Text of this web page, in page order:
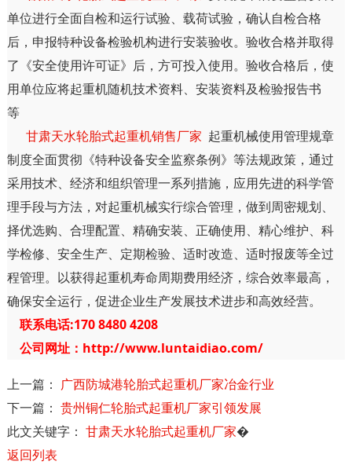
单位进行全面自检和运行试验、载荷试验，确认自检合格
后，申报特种设备检验机构进行安装验收。验收合格并取得
了《安全使用许可证》后，方可投入使用。验收合格后，使
用单位应将起重机随机技术资料、安装资料及检验报告书
等
甘肃天水轮胎式起重机销售厂家 起重机械使用管理规章
制度全面贯彻《特种设备安全监察条例》等法规政策，通过
采用技术、经济和组织管理一系列措施，应用先进的科学管
理手段与方法，对起重机械实行综合管理，做到周密规划、
择优选购、合理配置、精确安装、正确使用、精心维护、科
学检修、安全生产、定期检验、适时改造、适时报废等全过
程管理。以获得起重机寿命周期费用经济，综合效率最高，
确保安全运行，促进企业生产发展技术进步和高效经营。
联系电话:170 8480 4208
公司网址：http://www.luntaidiao.com/
上一篇： 广西防城港轮胎式起重机厂家冶金行业
下一篇： 贵州铜仁轮胎式起重机厂家引领发展
此文关键字： 甘肃天水轮胎式起重机厂家�
返回列表